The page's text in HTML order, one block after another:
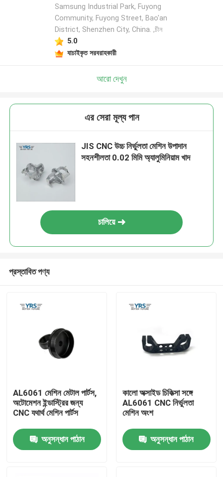
বাড়ি
Samsung Industrial Park, Fuyong
Community, Fuyong Street, Bao'an
District, Shenzhen City, China. ,চীন
5.0
যাচাইকৃত সরবরাহকারী
আরো দেখুন
এর সেরা মূল্য পান
JIS CNC উচ্চ নির্ভুলতা মেশিন উপাদান
সহনশীলতা 0.02 মিমি অ্যালুমিনিয়াম খাদ
চালিয়ে
প্রস্তাবিত পণ্য
AL6061 মেশিন মেটাল পার্টস,
অটোমেশন ইন্ডাস্ট্রির জন্য
CNC যথার্থ মেশিন পার্টস
অনুসন্ধান পাঠান
কালো অক্সাইড চিকিত্সা সঙ্গে
AL6061 CNC নির্ভুলতা
মেশিন অংশ
অনুসন্ধান পাঠান